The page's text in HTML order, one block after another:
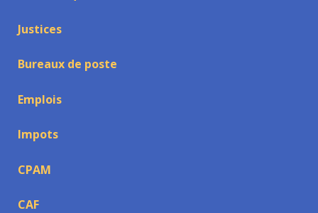
Justices
Bureaux de poste
Emplois
Impots
CPAM
CAF